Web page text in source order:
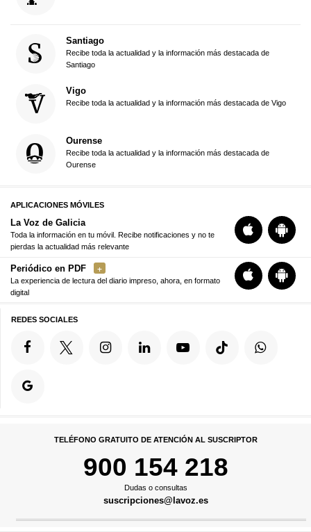
Santiago
Recibe toda la actualidad y la información más destacada de
Santiago
Vigo
Recibe toda la actualidad y la información más destacada de Vigo
Ourense
Recibe toda la actualidad y la información más destacada de
Ourense
APLICACIONES MÓVILES
La Voz de Galicia
Toda la información en tu móvil. Recibe notificaciones y no te
pierdas la actualidad más relevante
Periódico en PDF
La experiencia de lectura del diario impreso, ahora, en formato
digital
REDES SOCIALES
TELÉFONO GRATUITO DE ATENCIÓN AL SUSCRIPTOR
900 154 218
Dudas o consultas
suscripciones@lavoz.es